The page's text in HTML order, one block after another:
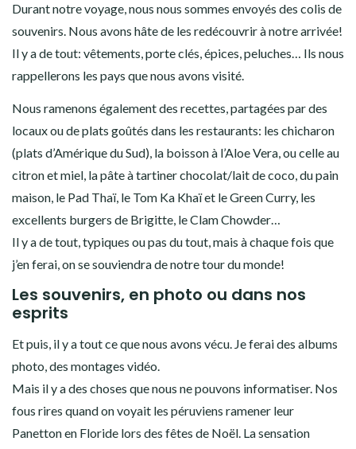
Durant notre voyage, nous nous sommes envoyés des colis de
souvenirs. Nous avons hâte de les redécouvrir à notre arrivée!
Il y a de tout: vêtements, porte clés, épices, peluches… Ils nous
rappellerons les pays que nous avons visité.
Nous ramenons également des recettes, partagées par des
locaux ou de plats goûtés dans les restaurants: les chicharon
(plats d’Amérique du Sud), la boisson à l’Aloe Vera, ou celle au
citron et miel, la pâte à tartiner chocolat/lait de coco, du pain
maison, le Pad Thaï, le Tom Ka Khaï et le Green Curry, les
excellents burgers de Brigitte, le Clam Chowder…
Il y a de tout, typiques ou pas du tout, mais à chaque fois que
j’en ferai, on se souviendra de notre tour du monde!
Les souvenirs, en photo ou dans nos
esprits
Et puis, il y a tout ce que nous avons vécu. Je ferai des albums
photo, des montages vidéo.
Mais il y a des choses que nous ne pouvons informatiser. Nos
fous rires quand on voyait les péruviens ramener leur
Panetton en Floride lors des fêtes de Noël. La sensation